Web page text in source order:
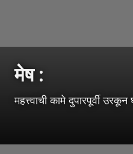
मेष :
महत्त्वाची कामे दुपारपूर्वी